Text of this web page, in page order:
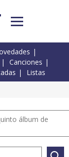
Canciones
Listas
álbum de